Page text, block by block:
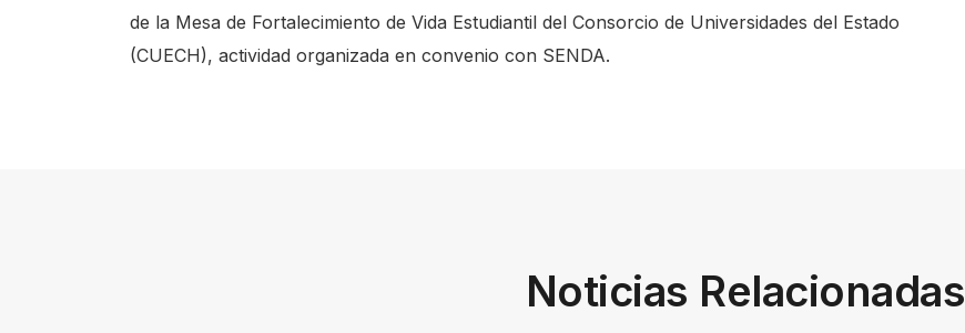
de la Mesa de Fortalecimiento de Vida Estudiantil del Consorcio de Universidades del Estado
(CUECH), actividad organizada en convenio con SENDA.
Noticias Relacionadas